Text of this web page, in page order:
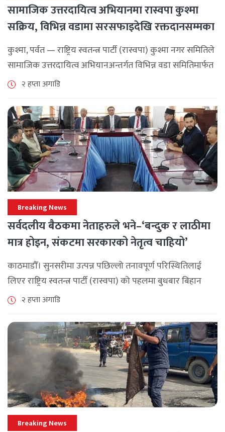
सामाजिक उत्तरदायित्व अभियानमा रास्वपा कुश्मा
सक्रिय, विभिन्न वडामा सरसफाइदेखि रक्तदानसम्मका
कार्यक्रम
कुश्मा, पर्वत — राष्ट्रिय स्वतन्त्र पार्टी (रास्वपा) कुश्मा नगर समितिले
सामाजिक उत्तरदायित्व अभियानअन्तर्गत विभिन्न वडा समितिमार्फत
समुदाय केन्द्रित र सेवामूलक कार्यक्रम सञ्चालन गरिरहेको जनाएको
२ हप्ता अगाडि
Breaking News
सर्वदलीय बैठकमा नेताहरुले भने–‘बन्दुक र लाठीमा
मात्र होइन, संकटमा सरकारको नेतृत्व चाहियो’
काठमाडौँ। सुनसरीमा उत्पन्न पछिल्लो तनावपूर्ण परिस्थितिलाई
लिएर राष्ट्रिय स्वतन्त्र पार्टी (रास्वपा) को पहलमा बुधबार बिहान
सिंहदरबारमा सर्वदलीय बैठक जारी छ। रास्वपाका सभापति रवि
२ हप्ता अगाडि
Breaking News